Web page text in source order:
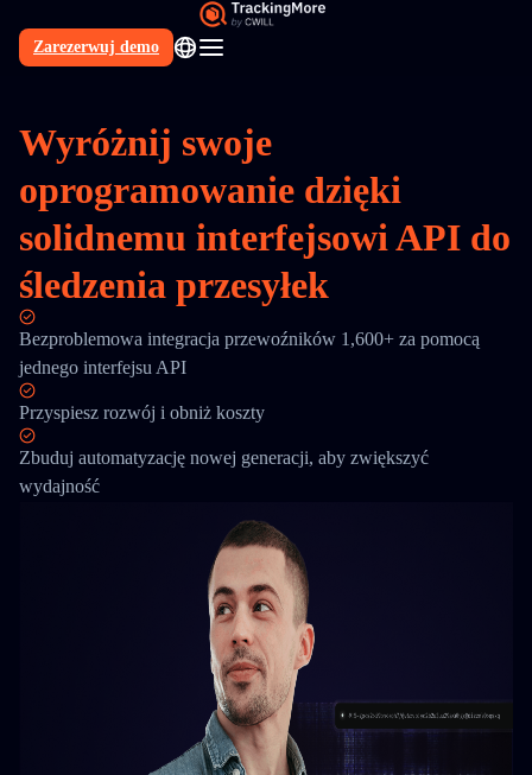
Zarezerwuj demo
PL
Wyróżnij swoje
oprogramowanie dzięki
solidnemu interfejsowi API do
śledzenia przesyłek
Bezproblemowa integracja przewoźników 1,600+ za pomocą
jednego interfejsu API
Przyspiesz rozwój i obniż koszty
Zbuduj automatyzację nowej generacji, aby zwiększyć
wydajność